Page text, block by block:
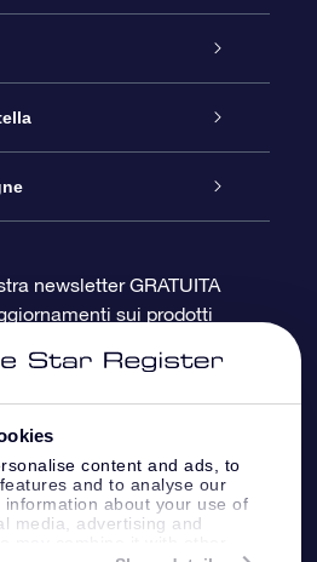
content and ads, to
and to analyse our
about your use of
media, advertising and
the stars’
newsletter GRATUITA
sui prodotti